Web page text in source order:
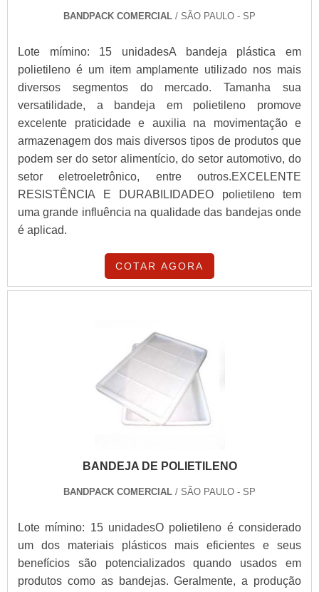
BANDPACK COMERCIAL / SÃO PAULO - SP
Lote mímino: 15 unidadesA bandeja plástica em
polietileno é um item amplamente utilizado nos mais
diversos segmentos do mercado. Tamanha sua
versatilidade, a bandeja em polietileno promove
excelente praticidade e auxilia na movimentação e
armazenagem dos mais diversos tipos de produtos que
podem ser do setor alimentício, do setor automotivo, do
setor eletroeletrônico, entre outros.EXCELENTE
RESISTÊNCIA E DURABILIDADEO polietileno tem
uma grande influência na qualidade das bandejas onde
é aplicad.
COTAR AGORA
BANDEJA DE POLIETILENO
BANDPACK COMERCIAL / SÃO PAULO - SP
Lote mímino: 15 unidadesO polietileno é considerado
um dos materiais plásticos mais eficientes e seus
benefícios são potencializados quando usados em
produtos como as bandejas. Geralmente, a produção